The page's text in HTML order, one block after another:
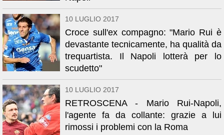
10 LUGLIO 2017
Croce sull'ex compagno: "Mario Rui è
devastante tecnicamente, ha qualità da
trequartista. Il Napoli lotterà per lo
scudetto"
10 LUGLIO 2017
RETROSCENA - Mario Rui-Napoli,
l'agente fa da collante: grazie a lui
rimossi i problemi con la Roma